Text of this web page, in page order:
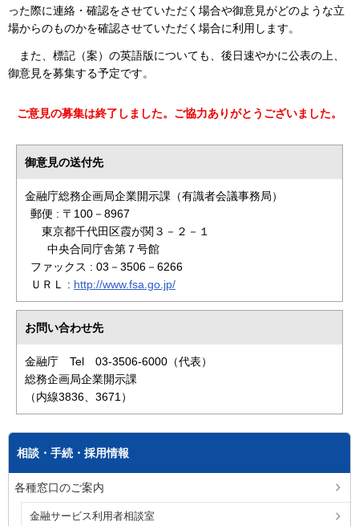
った際に連絡・確認をさせていただく場合や御意見がどのような立
場からのものかを確認させていただく場合に利用します。
また、標記（案）の英語版についても、後日速やかに公表の上、
御意見を募集する予定です。
ご意見の募集は終了しました。ご協力ありがとうございました。
御意見の送付先
金融庁総務企画局企業開示課（有識者会議事務局）
郵便 : 〒100－8967
東京都千代田区霞が関３－２－１
中央合同庁舎第７号館
ファックス : 03－3506－6266
ＵＲＬ : http://www.fsa.go.jp/
お問い合わせ先
金融庁 Tel 03-3506-6000（代表）
総務企画局企業開示課
（内線3836、3671）
相談・手続・採用情報
各種窓口のご案内
金融サービス利用者相談室